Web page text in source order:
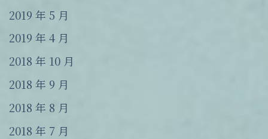
2019 年 5 月
2019 年 4 月
2018 年 10 月
2018 年 9 月
2018 年 8 月
2018 年 7 月